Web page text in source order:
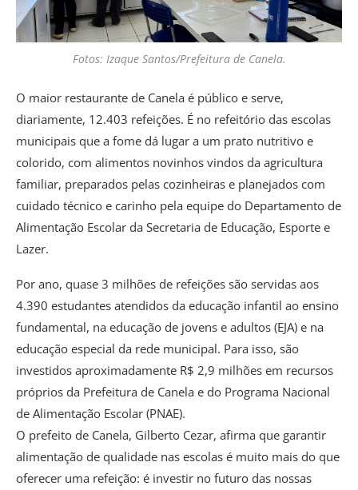
Fotos: Izaque Santos/Prefeitura de Canela.
O maior restaurante de Canela é público e serve,
diariamente, 12.403 refeições. É no refeitório das escolas
municipais que a fome dá lugar a um prato nutritivo e
colorido, com alimentos novinhos vindos da agricultura
familiar, preparados pelas cozinheiras e planejados com
cuidado técnico e carinho pela equipe do Departamento de
Alimentação Escolar da Secretaria de Educação, Esporte e
Lazer.
Por ano, quase 3 milhões de refeições são servidas aos
4.390 estudantes atendidos da educação infantil ao ensino
fundamental, na educação de jovens e adultos (EJA) e na
educação especial da rede municipal. Para isso, são
investidos aproximadamente R$ 2,9 milhões em recursos
próprios da Prefeitura de Canela e do Programa Nacional
de Alimentação Escolar (PNAE).
O prefeito de Canela, Gilberto Cezar, afirma que garantir
alimentação de qualidade nas escolas é muito mais do que
oferecer uma refeição: é investir no futuro das nossas